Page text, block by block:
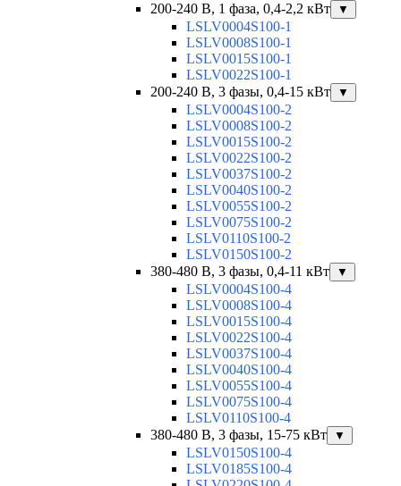
200-240 В, 1 фаза, 0,4-2,2 кВт ▼
LSLV0004S100-1
LSLV0008S100-1
LSLV0015S100-1
LSLV0022S100-1
200-240 В, 3 фазы, 0,4-15 кВт
▼
LSLV0004S100-2
LSLV0008S100-2
LSLV0015S100-2
LSLV0022S100-2
LSLV0037S100-2
LSLV0040S100-2
LSLV0055S100-2
LSLV0075S100-2
LSLV0110S100-2
LSLV0150S100-2
380-480 В, 3 фазы, 0,4-11 кВт
▼
LSLV0004S100-4
LSLV0008S100-4
LSLV0015S100-4
LSLV0022S100-4
LSLV0037S100-4
LSLV0040S100-4
LSLV0055S100-4
LSLV0075S100-4
LSLV0110S100-4
380-480 В, 3 фазы, 15-75 кВт
▼
LSLV0150S100-4
LSLV0185S100-4